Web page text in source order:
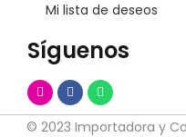
Mi lista de deseos
Síguenos
© 2023 Importadora y